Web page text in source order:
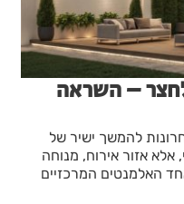
– השראה
להמשך ישיר של
אזור אירוח, מנוחה
האלמנטים המרכזיים
פרגולות עץ מיוחדות,